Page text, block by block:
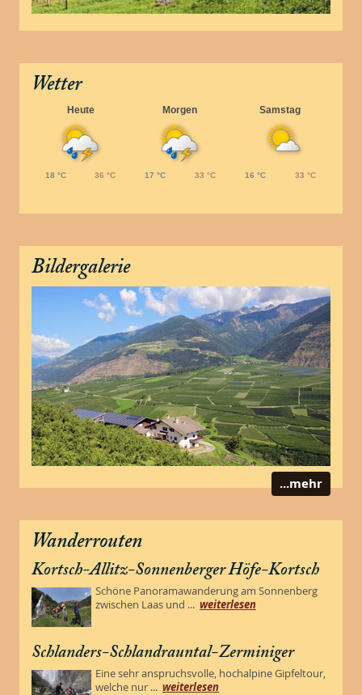
Wetter
Heute Morgen Samstag
18 °C 36 °C 17 °C 33 °C 16 °C 33 °C
Bildergalerie
...mehr
Wanderrouten
Kortsch-Allitz-Sonnenberger Höfe-Kortsch
Schöne Panoramawanderung am Sonnenberg
zwischen Laas und ... weiterlesen
Schlanders-Schlandrauntal-Zerminiger
Eine sehr anspruchsvolle, hochalpine Gipfeltour,
welche nur ... weiterlesen